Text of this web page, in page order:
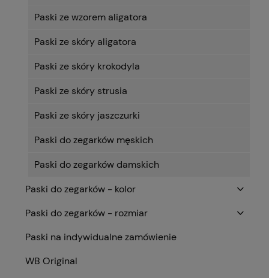
Paski ze wzorem aligatora
Paski ze skóry aligatora
Paski ze skóry krokodyla
Paski ze skóry strusia
Paski ze skóry jaszczurki
Paski do zegarków męskich
Paski do zegarków damskich
Paski do zegarków - kolor
Paski do zegarków - rozmiar
Paski na indywidualne zamówienie
WB Original